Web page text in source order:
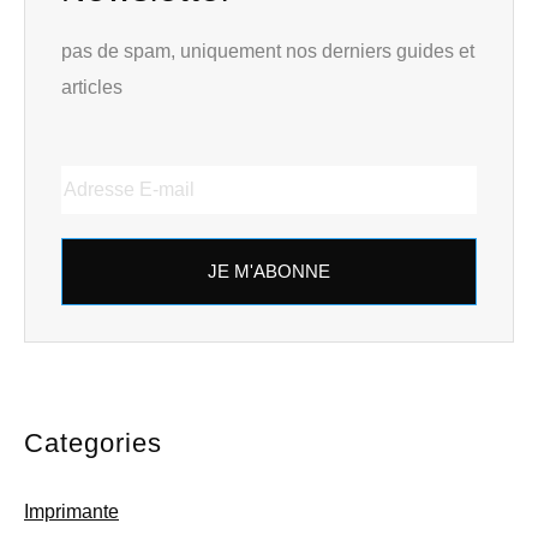
pas de spam, uniquement nos derniers guides et
articles
JE M'ABONNE
Categories
Imprimante